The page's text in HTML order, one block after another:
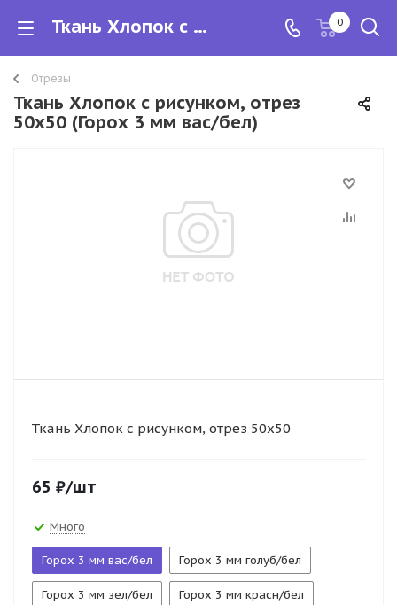
Ткань Хлопок с рисунком, отрез 50х50 0
Отрезы
Ткань Хлопок с рисунком, отрез
50х50 (Горох 3 мм вас/бел)
Ткань Хлопок с рисунком, отрез 50х50
65 ₽/шт
Много
Горох 3 мм вас/бел Горох 3 мм голуб/бел
Горох 3 мм зел/бел Горох 3 мм красн/бел